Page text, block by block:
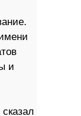
и